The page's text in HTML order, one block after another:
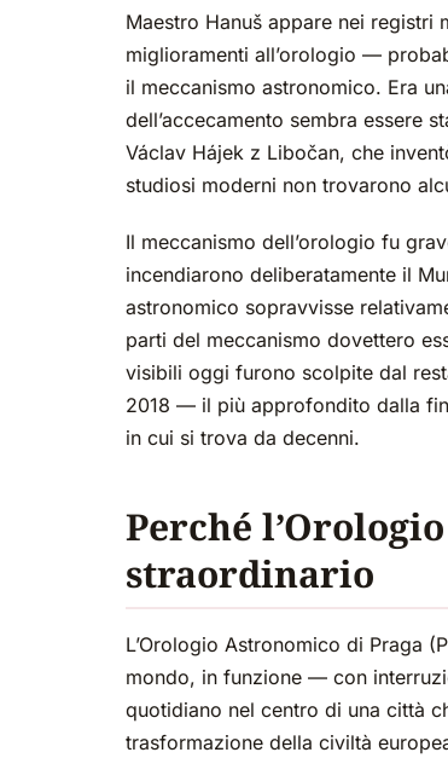
Maestro Hanuš appare nei registri
miglioramenti all’orologio —
il meccanismo astronomico. Era
dell’accecamento sembra essere
Václav Hájek z Libočan, che
studiosi moderni non trovarono
Il meccanismo dell’orologio fu
incendiarono deliberatamente il
astronomico sopravvisse
parti del meccanismo dovettero
visibili oggi furono scolpite dal
2018 — il più approfondito dalla
in cui si trova da decenni.
Perché
straordinario
L’Orologio Astronomico di Praga
mondo, in funzione — con
quotidiano nel centro di una città
trasformazione della civiltà